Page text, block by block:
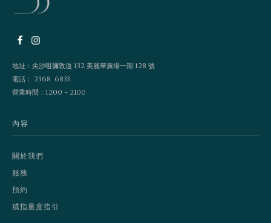
地址：尖沙咀彌敦道 132 美麗華廣場一期 128 號
電話： 2368 6833
營業時間：1200 - 2100
內容
關於我們
服務
預約
戒指量度指引